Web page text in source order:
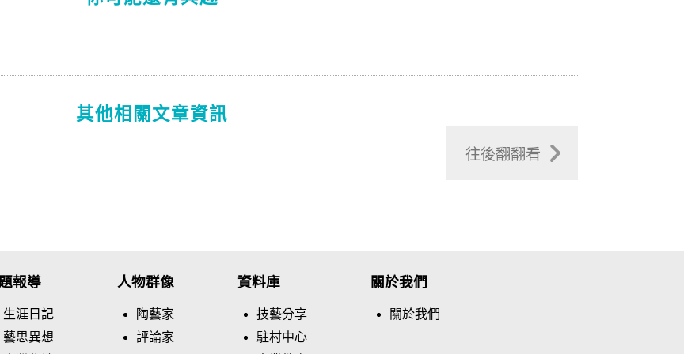
往後翻翻看
其他相關文章資訊
報導
生涯日記
藝思異想
人物群像
陶藝家
評論家
資料庫
技藝分享
駐村中心
關於我們
關於我們